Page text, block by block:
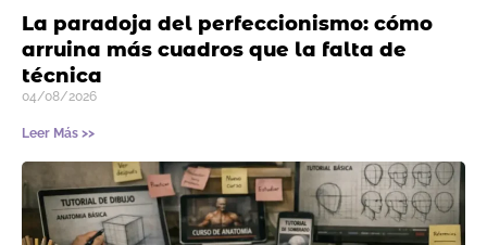
La paradoja del perfeccionismo: cómo
arruina más cuadros que la falta de
técnica
04/08/2026
Leer Más >>